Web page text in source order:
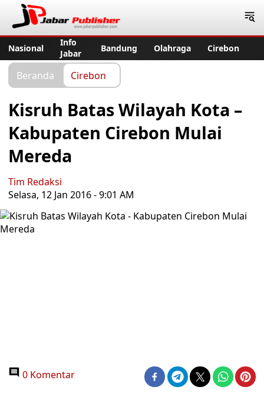
Nasional
Info
Jabar
Bandung Olahraga Cirebon
Beranda Cirebon
Kisruh Batas Wilayah Kota –
Kabupaten Cirebon Mulai
Mereda
Tim Redaksi
Selasa, 12 Jan 2016 - 9:01 AM
0 Komentar